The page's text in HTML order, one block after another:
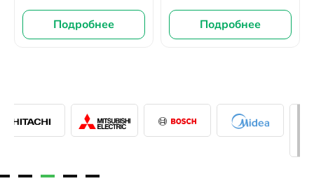
Подробнее Подробнее